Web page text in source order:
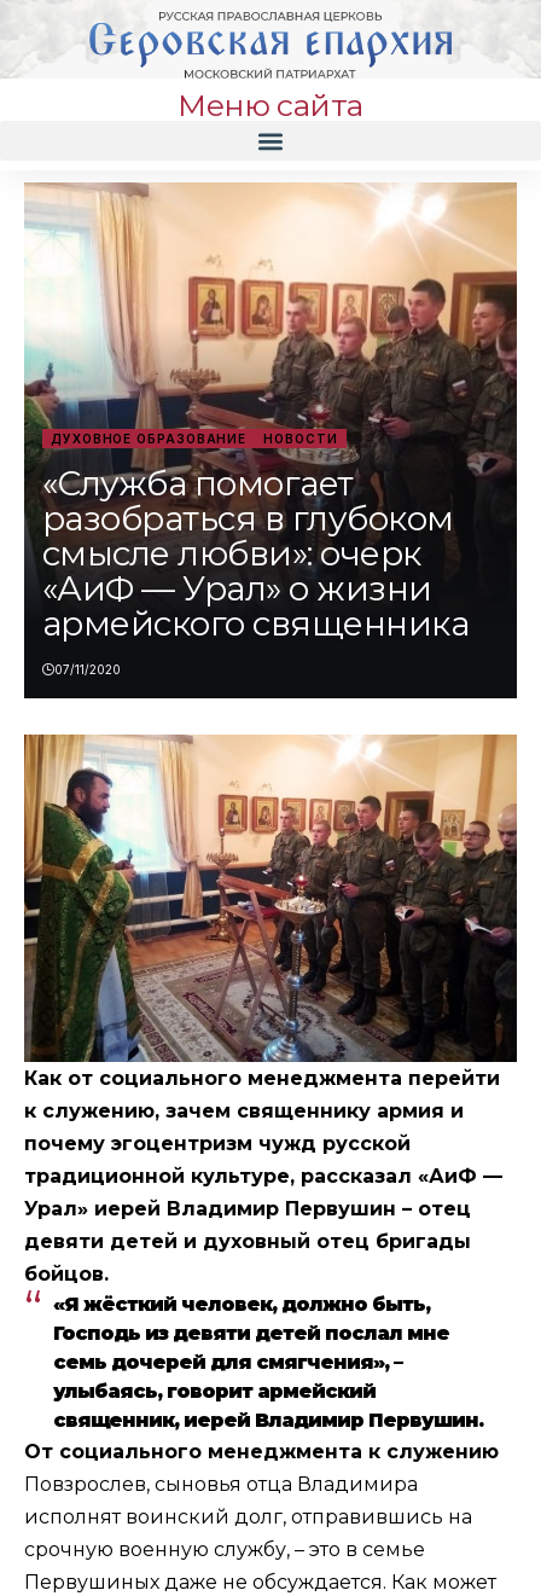
Меню сайта
ДУХОВНОЕ ОБРАЗОВАНИЕ НОВОСТИ
«Служба помогает
разобраться в глубоком
смысле любви»: очерк
«АиФ — Урал» о жизни
армейского священника
07/11/2020
Как от социального менеджмента перейти
к служению, зачем священнику армия и
почему эгоцентризм чужд русской
традиционной культуре, рассказал «АиФ —
Урал» иерей Владимир Первушин – отец
девяти детей и духовный отец бригады
бойцов.
«Я жёсткий человек, должно быть,
Господь из девяти детей послал мне
семь дочерей для смягчения», –
улыбаясь, говорит армейский
священник, иерей Владимир Первушин.
От социального менеджмента к служению
Повзрослев, сыновья отца Владимира
исполнят воинский долг, отправившись на
срочную военную службу, – это в семье
Первушиных даже не обсуждается. Как может